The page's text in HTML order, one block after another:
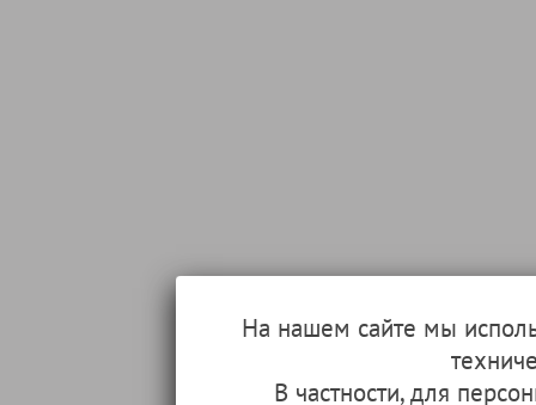
На нашем сайте мы
В частности, для